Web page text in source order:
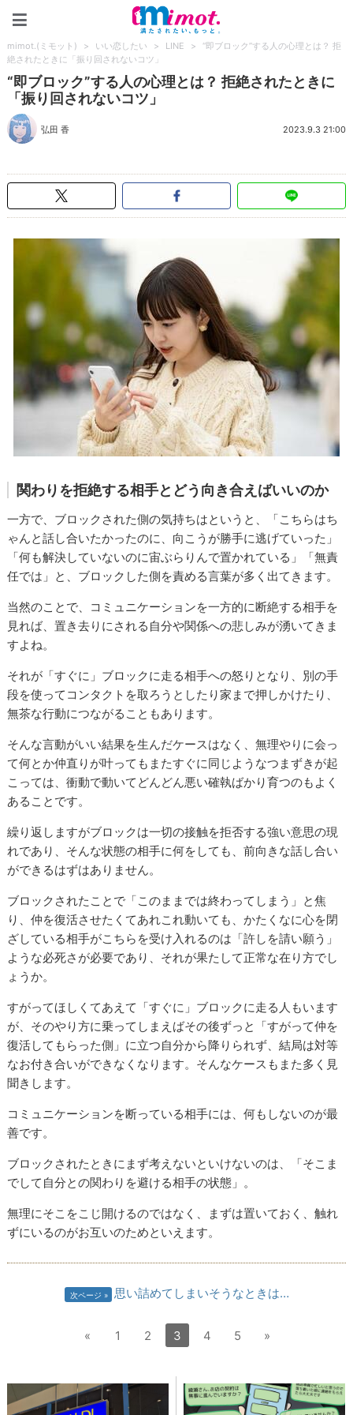
mimot.(ミモット) > いい恋したい > LINE >
“即ブロック”する人の心理とは？ 拒
絶されたときに「振り回されないコツ」
“即ブロック”する人の心理とは？ 拒絶されたときに
「振り回されないコツ」
弘田 香 2023.9.3 21:00
関わりを拒絶する相手とどう向き合えばいいのか
一方で、ブロックされた側の気持ちはというと、「こちらはち
ゃんと話し合いたかったのに、向こうが勝手に逃げていった」
「何も解決していないのに宙ぶらりんで置かれている」「無責
任では」と、ブロックした側を責める言葉が多く出てきます。
当然のことで、コミュニケーションを一方的に断絶する相手を
見れば、置き去りにされる自分や関係への悲しみが湧いてきま
すよね。
それが「すぐに」ブロックに走る相手への怒りとなり、別の手
段を使ってコンタクトを取ろうとしたり家まで押しかけたり、
無茶な行動につながることもあります。
そんな言動がいい結果を生んだケースはなく、無理やりに会っ
て何とか仲直りが叶ってもまたすぐに同じようなつまずきが起
こっては、衝動で動いてどんどん悪い確執ばかり育つのもよく
あることです。
繰り返しますがブロックは一切の接触を拒否する強い意思の現
れであり、そんな状態の相手に何をしても、前向きな話し合い
ができるはずはありません。
ブロックされたことで「このままでは終わってしまう」と焦
り、仲を復活させたくてあれこれ動いても、かたくなに心を閉
ざしている相手がこちらを受け入れるのは「許しを請い願う」
ような必死さが必要であり、それが果たして正常な在り方でし
ょうか。
すがってほしくてあえて「すぐに」ブロックに走る人もいます
が、そのやり方に乗ってしまえばその後ずっと「すがって仲を
復活してもらった側」に立つ自分から降りられず、結局は対等
なお付き合いができなくなります。そんなケースもまた多く見
聞きします。
コミュニケーションを断っている相手には、何もしないのが最
善です。
ブロックされたときにまず考えないといけないのは、「そこま
でして自分との関わりを避ける相手の状態」。
無理にそこをこじ開けるのではなく、まずは置いておく、触れ
ずにいるのがお互いのためといえます。
次ページ 思い詰めてしまいそうなときは…
« 1 2 3 4 5 »